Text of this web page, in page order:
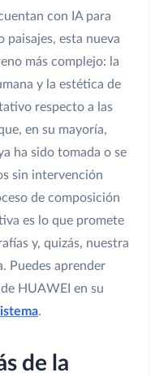
con IA para
paisajes, esta nueva
más complejo: la
y la estética de
respecto a las
en su mayoría,
ha sido tomada o se
sin intervención
de composición
es lo que promete
y, quizás, nuestra
Puedes aprender
HUAWEI en su
.
de la